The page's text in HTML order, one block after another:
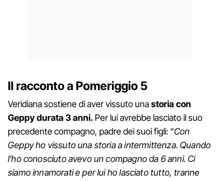
Il racconto a Pomeriggio 5
Veridiana sostiene di aver vissuto unastoria con
Geppy durata 3 anni. Per lui avrebbe lasciato il suo
precedente compagno, padre dei suoi figli: “Con
Geppy ho vissuto una storia a intermittenza. Quando
l’ho conosciuto avevo un compagno da 6 anni. Ci
siamo innamorati e per lui ho lasciato tutto, tranne